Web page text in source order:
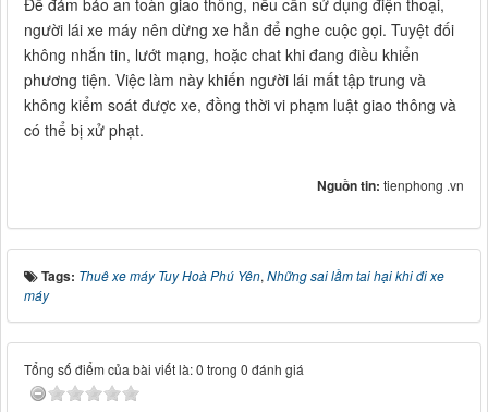
người lái xe máy nên dừng xe hẳn để nghe cuộc gọi. Tuyệt đối
không nhắn tin, lướt mạng, hoặc chat khi đang điều khiển
phương tiện. Việc làm này khiến người lái mất tập trung và
không kiểm soát được xe, đồng thời vi phạm luật giao thông và
có thể bị xử phạt.
Nguồn tin: tienphong .vn
Tags: Thuê xe máy Tuy Hoà Phú Yên, Những sai lầm tai hại khi đi xe
máy
Tổng số điểm của bài viết là: 0 trong 0 đánh giá